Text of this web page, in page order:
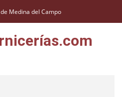
Medina del Campo